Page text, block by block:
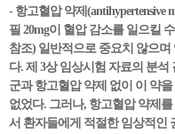
- 항고혈압 약제(antihypertensive
필 20mg이 혈압 감소를 일으킬
참조) 일반적으로 중요치 않으
다. 제 3상 임상시험 자료의 분
군과 항고혈압 약제 없이 이 약
없었다. 그러나, 항고혈압 약제
서 환자들에게 적절한 임상적인